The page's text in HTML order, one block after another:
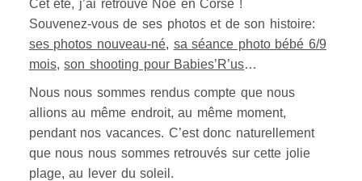
Cet été, j’ai retrouvé Noé en Corse !
Souvenez-vous de ses photos et de son histoire:
ses photos nouveau-né, sa séance photo bébé 6/9
mois,son shooting pour Babies’R’us…
Nous nous sommes rendus compte que nous
allions au même endroit, au même moment,
pendant nos vacances. C’est donc naturellement
que nous nous sommes retrouvés sur cette jolie
plage, au lever du soleil.